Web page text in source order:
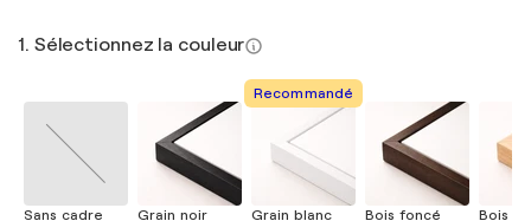
1. Sélectionnez la couleur
Sans cadre
Grain noir
Recommandé
Grain blanc
Bois foncé
Bois